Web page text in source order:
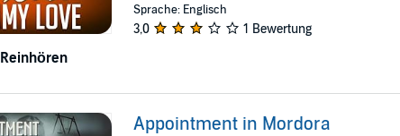
Reinhören
Sprache: Englisch
3,0 1 Bewertung
Appointment in Mordora